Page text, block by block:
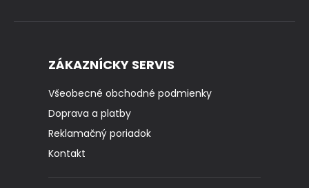
ZÁKAZNÍCKY SERVIS
Všeobecné obchodné podmienky
Doprava a platby
Reklamačný poriadok
Kontakt